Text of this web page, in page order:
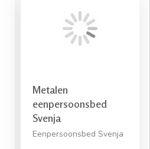
Metalen
eenpersoonsbed
Svenja
Eenpersoonsbed Svenja